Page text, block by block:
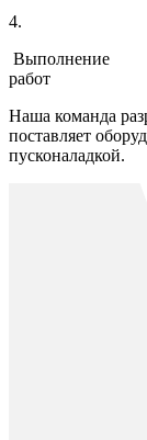
4.
Выполнение
работ
Наша команда
поставляет
пусконаладкой.